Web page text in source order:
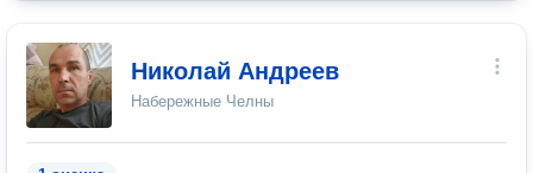
Николай Андреев
Набережные Челны